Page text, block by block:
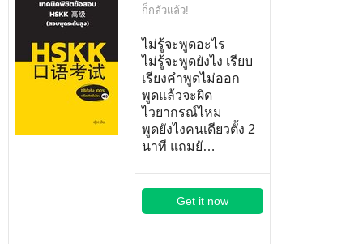
ก็กลัวแล้ว!
ไม่รู้จะพูดอะไร
ไม่รู้จะพูดยังไง เรียบ
เรียงคำพูดไม่ออก
พูดแล้วจะผิด
ไวยากรณ์ไหม
พูดยังไงคนเดียวตั้ง 2
นาที แถมยั…
Get it now